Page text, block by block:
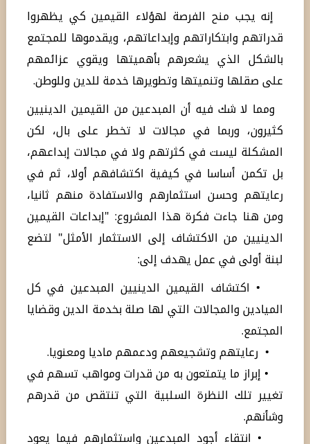
إنه يجب منح الفرصة لهؤلاء القيمين كي يظهروا
قدراتهم وابتكاراتهم وإبداعاتهم، ويقدموها للمجتمع
بالشكل الذي يشعرهم بأهميتها ويقوي عزائمهم
على صقلها وتنميتها وتطويرها خدمة للدين وللوطن.
ومما لا شك فيه أن المبدعين من القيمين الدينيين
كثيرون، وربما في مجالات لا تخطر على بال، لكن
المشكلة ليست في كثرتهم ولا في مجالات إبداعهم،
بل تكمن أساسا في كيفية اكتشافهم أولا، ثم في
رعايتهم وحسن استثمارهم والاستفادة منهم ثانيا،
ومن هنا جاءت فكرة هذا المشروع: "إبداعات القيمين
الدينيين من الاكتشاف إلى الاستثمار الأمثل" لتضع
لبنة أولى في عمل يهدف إلى:
• اكتشاف القيمين الدينيين المبدعين في كل
الميادين والمجالات التي لها صلة بخدمة الدين وقضايا
المجتمع.
• رعايتهم وتشجيعهم ودعمهم ماديا ومعنويا.
• إبراز ما يتمتعون به من قدرات ومواهب تسهم في
تغيير تلك النظرة السلبية التي تنتقص من قدرهم
وشأنهم.
• انتقاء أجود المبدعين واستثمارهم فيما يعود